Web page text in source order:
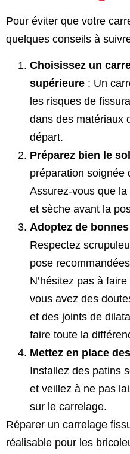
Pour éviter que votre
quelques conseils à
Choisissez un
supérieure : Un
les risques de
dans des matériaux
départ.
Préparez bien le
préparation soignée
Assurez-vous que
et sèche avant la
Adoptez de
Respectez
pose
N’hésitez pas à
vous avez des
et des joints de
faire toute la
Mettez en place
Installez des patins
et veillez à ne pas
sur le carrelage.
Réparer un carrelage
réalisable pour les